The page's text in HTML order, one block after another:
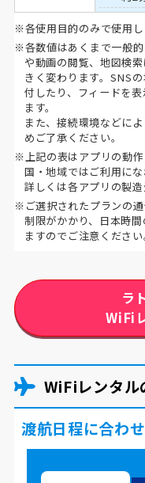
※各使用目的のみで使用し
※各数値はあくまで一般
や動画の閲覧、地図検
きく変わります。SNS
付したり、フィードを
ます。
また、接続環境などに
めご了承ください。
※上記の表はアプリの動
国・地域ではご利用にな
詳しくは各アプリの製
※ご選択されたプランの
制限がかかり、日本時
ますのでご注意ください
ラ
WiFi
WiFiレンタル
渡航日程に合わ